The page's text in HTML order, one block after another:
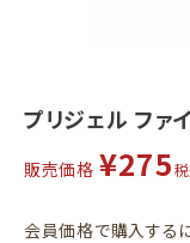
プリジェル ファ
販売価格 ¥275
会員価格で購入する